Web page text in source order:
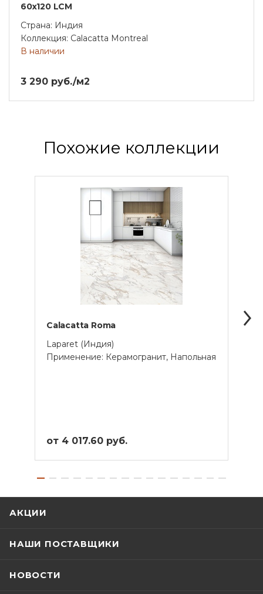
60х120 LCM
Страна: Индия
Коллекция: Calacatta Montreal
В наличии
3 290 руб./м2
Похожие коллекции
Calacatta Roma
Laparet (Индия)
Применение: Керамогранит, Напольная
от 4 017.60 руб.
АКЦИИ
НАШИ ПОСТАВЩИКИ
НОВОСТИ